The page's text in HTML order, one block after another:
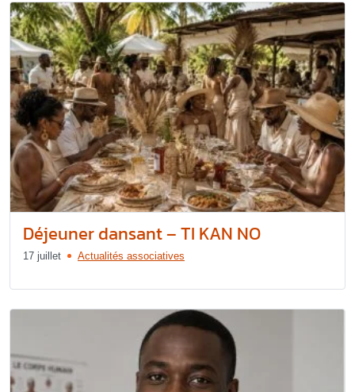
Déjeuner dansant – TI KAN NO
17 juillet Actualités associatives